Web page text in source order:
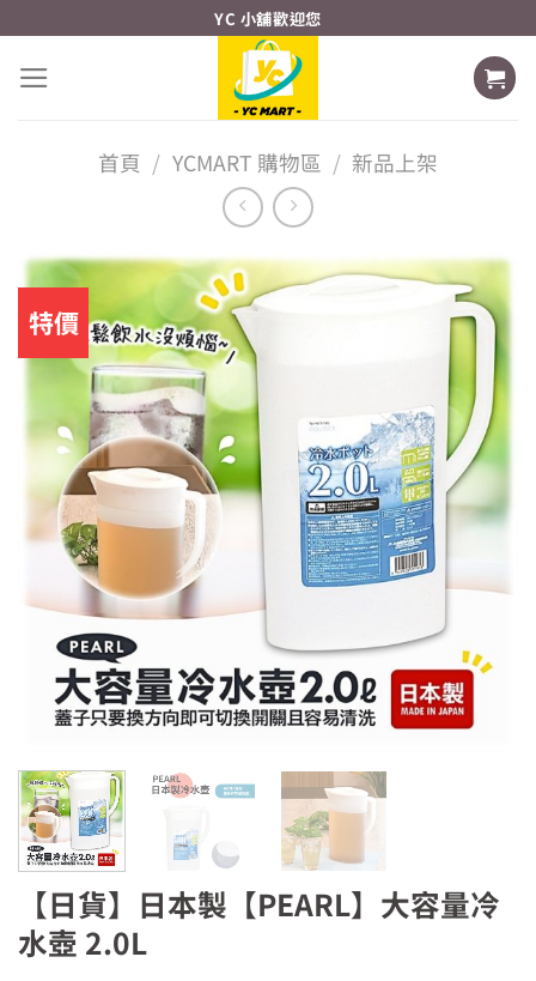
content
YC 小舖歡迎您
首頁 / YCMART 購物區 / 新品上架
特價
【日貨】日本製【PEARL】大容量冷
水壺 2.0L